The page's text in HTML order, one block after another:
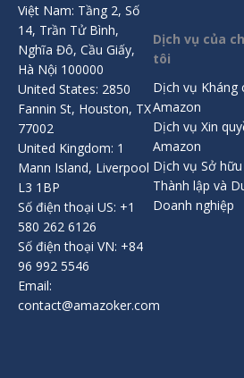
Việt Nam: Tầng 2, Số
14, Trần Tử Bình,
Nghĩa Đô, Cầu Giấy,
Hà Nội 100000
United States: 2850
Fannin St, Houston, TX
77002
United Kingdom: 1
Mann Island, Liverpool
L3 1BP
Số điện thoại US: +1
580 262 6126
Số điện thoại VN: +84
96 992 5546
Email:
contact@amazoker.com
Dịch vụ của
tôi
Dịch vụ Kháng
Amazon
Dịch vụ Xin
Amazon
Dịch vụ Sở
Thành lập và
Doanh nghiệp